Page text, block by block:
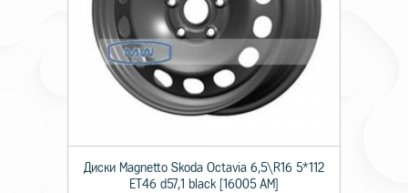
Диски Magnetto Skoda Octavia 6,5\R16 5*112
ET46 d57,1 black [16005 AM]